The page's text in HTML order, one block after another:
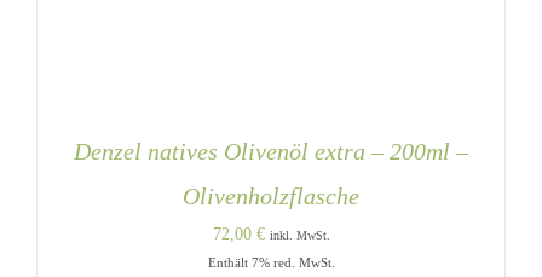
Denzel natives Olivenöl extra – 200ml –
Olivenholzflasche
72,00 € inkl. MwSt.
Enthält 7% red. MwSt.